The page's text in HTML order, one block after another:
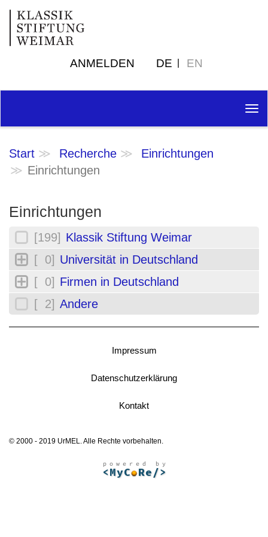
ANMELDEN DE EN
Start Recherche
Einrichtungen
Einrichtungen
Einrichtungen
[199] Klassik Stiftung Weimar
[ 0] Universität in Deutschland
[ 0] Firmen in Deutschland
[ 2] Andere
Impressum
Datenschutzerklärung
Kontakt
© 2000 - 2019 UrMEL. Alle Rechte vorbehalten.